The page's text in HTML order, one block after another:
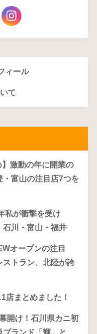
ィール
て
】激動の年に開業の
富山の注目店7つを
私が衝撃を受け
石川・富山・福井
オープンの注目
ストラン、北陸が誇
店まとめました！
開け！石川県カニ初
ランド「輝」と